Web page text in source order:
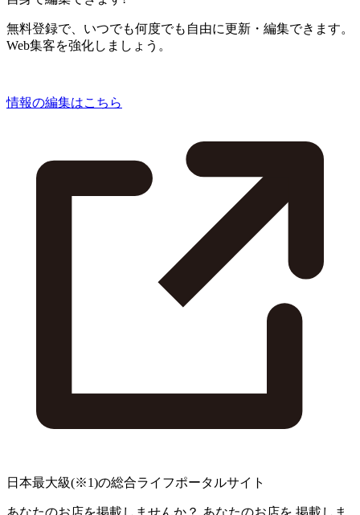
無料登録で、いつでも何度でも自由に更新・編集できます。
Web集客を強化しましょう。
情報の編集はこちら
日本最大級(※1)の総合ライフポータルサイト
あなたのお店を掲載しませんか？ あなたのお店を 掲載しま